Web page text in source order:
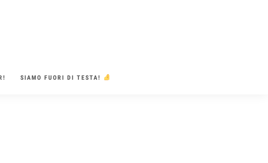
SIAMO FUORI DI TESTA!